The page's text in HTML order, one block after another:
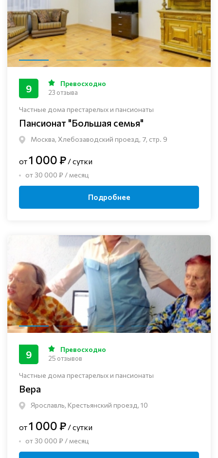
Частные дома престарелых и пансионаты
Пансионат "Большая семья"
Москва, Хлебозаводский проезд, 7, стр. 9
9 Превосходно
23 отзыва
от1 000 ₽ / сутки
от 30 000 ₽ / месяц
Подробнее
Частные дома престарелых и пансионаты
Вера
Ярославль, Крестьянский проезд, 10
9 Превосходно
25 отзывов
от1 000 ₽ / сутки
от 30 000 ₽ / месяц